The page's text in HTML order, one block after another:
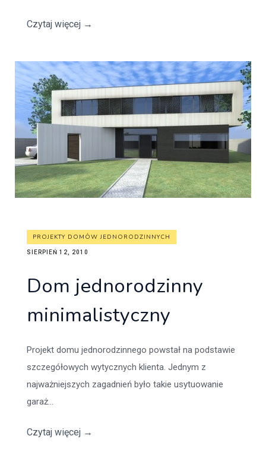
Czytaj więcej →
PROJEKTY DOMÓW JEDNORODZINNYCH
SIERPIEŃ 12, 2010
Dom jednorodzinny
minimalistyczny
Projekt domu jednorodzinnego powstał na podstawie
szczegółowych wytycznych klienta. Jednym z
najważniejszych zagadnień było takie usytuowanie
garaż...
Czytaj więcej →